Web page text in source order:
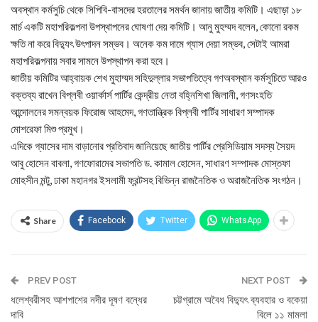
অবস্থান কর্মসুচি থেকে সিপিবি-বাসদের হরতালের সমর্থন জানায় জাতীয় কমিটি। এছাড়া ১৮
মার্চ একটি মহাপরিকল্পনা উপস্থাপনের ঘোষণা দেয় কমিটি। আনু মুহম্মদ বলেন, কোনো রকম
ক্ষতি না করে বিদ্যুৎ উৎপাদন সম্ভব। অনেক কম দামে গ্যাস দেয়া সম্ভব, সেটাই আমরা
মহাপরিকল্পনায় সবার সামনে উপস্থাপন করা হবে।
জাতীয় কমিটির আহ্বায়ক শেখ মুহাম্মদ সহিদুল্লার সভাপতিত্বে গণঅবস্থান কর্মসূচিতে আরও
বক্তব্য রাখেন বিপ্লবী ওয়ার্কার্স পার্টির কেন্দ্রীয় নেতা বহ্নিশিখা জিলানী, গণসংহতি
আন্দোলনের সমন্বয়ক ফিরোজ আহমেদ, গণতান্ত্রিক বিপ্লবী পার্টির সাধারণ সম্পাদক
মোশরেফা মিশু প্রমুখ।
এদিকে গ্যাসের দাম বাড়ানোর প্রতিবাদ জানিয়েছে জাতীয় পার্টির প্রেসিডিয়াম সদস্য সৈয়দ
আবু হোসেন বাবলা, গণফোরামের সভাপতি ড. কামাল হোসেন, সাধারণ সম্পাদক মোস্তফা
মোহসীন মন্টু, ঢাকা মহানগর ইসলামী ফ্রন্টসহ বিভিন্ন রাজনৈতিক ও অরাজনৈতিক সংগঠন।
Share Facebook Twitter WhatsApp
PREV POST
ধলেশ্বরীসহ আশপাশের নদীর দূষণ বন্ধের
দাবি
NEXT POST
চট্টগ্রামে অবৈধ বিদ্যুৎ ব্যবহার ও বকেয়া
বিলে ১১ মামলা